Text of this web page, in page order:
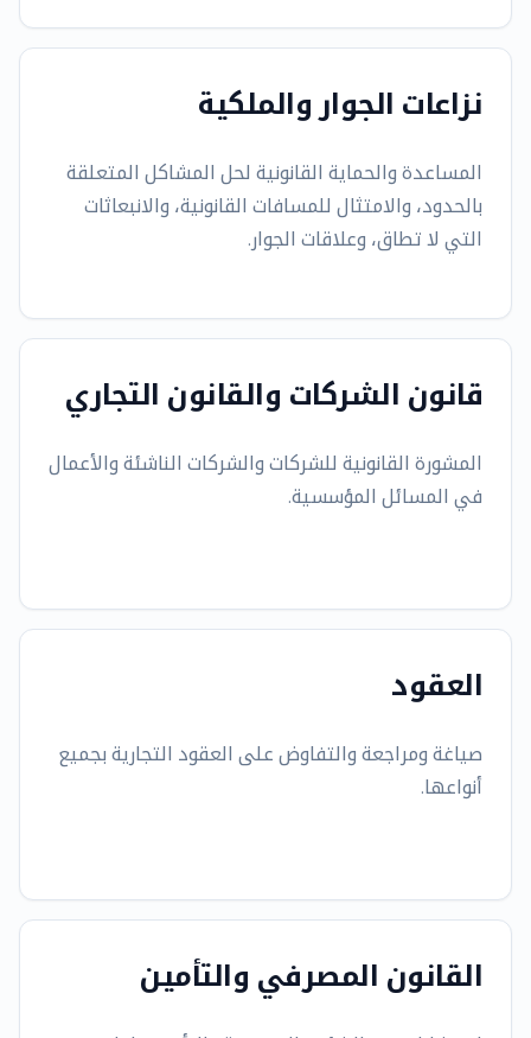
نزاعات الجوار والملكية
المساعدة والحماية القانونية لحل المشاكل المتعلقة
بالحدود، والامتثال للمسافات القانونية، والانبعاثات
التي لا تطاق، وعلاقات الجوار.
قانون الشركات والقانون التجاري
المشورة القانونية للشركات والشركات الناشئة والأعمال
في المسائل المؤسسية.
العقود
صياغة ومراجعة والتفاوض على العقود التجارية بجميع
أنواعها.
القانون المصرفي والتأمين